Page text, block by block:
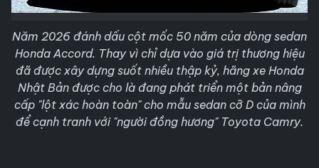
Năm 2026 đánh dấu cột mốc 50 năm của dòng sedan
Honda Accord. Thay vì chỉ dựa vào giá trị thương hiệu
đã được xây dựng suốt nhiều thập kỷ, hãng xe Honda
Nhật Bản được cho là đang phát triển một bản nâng
cấp "lột xác hoàn toàn" cho mẫu sedan cỡ D của mình
để cạnh tranh với "người đồng hương" Toyota Camry.